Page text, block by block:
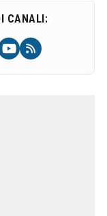
CANALI: